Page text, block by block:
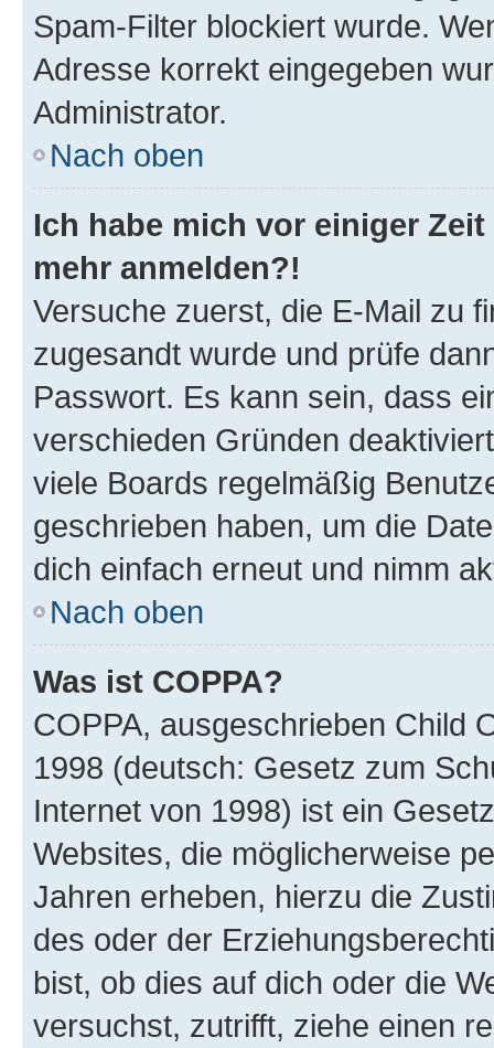
Spam-Filter blockiert wurde.
Adresse korrekt eingegeben
Administrator.
Nach oben
Ich habe mich vor einiger
mehr anmelden?!
Versuche zuerst, die E-Mail zu
zugesandt wurde und prüfe
Passwort. Es kann sein, dass
verschieden Gründen
viele Boards regelmäßig
geschrieben haben, um die
dich einfach erneut und nimm
Nach oben
Was ist COPPA?
COPPA, ausgeschrieben Child
1998 (deutsch: Gesetz zum
Internet von 1998) ist ein
Websites, die möglicherweise
Jahren erheben, hierzu die
des oder der
bist, ob dies auf dich oder die
versuchst, zutrifft, ziehe einen